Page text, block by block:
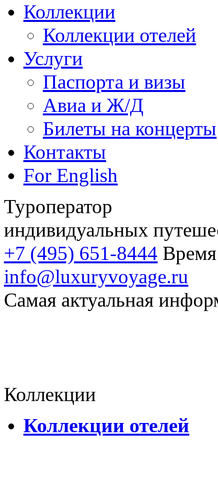
Коллекции
Коллекции отелей
Услуги
Паспорта и визы
Авиа и Ж/Д
Билеты на концерты
Контакты
For English
Туроператор
индивидуальных
+7 (495) 651-8444
info@luxuryvoyage.ru
Самая актуальная
Коллекции
Коллекции отелей